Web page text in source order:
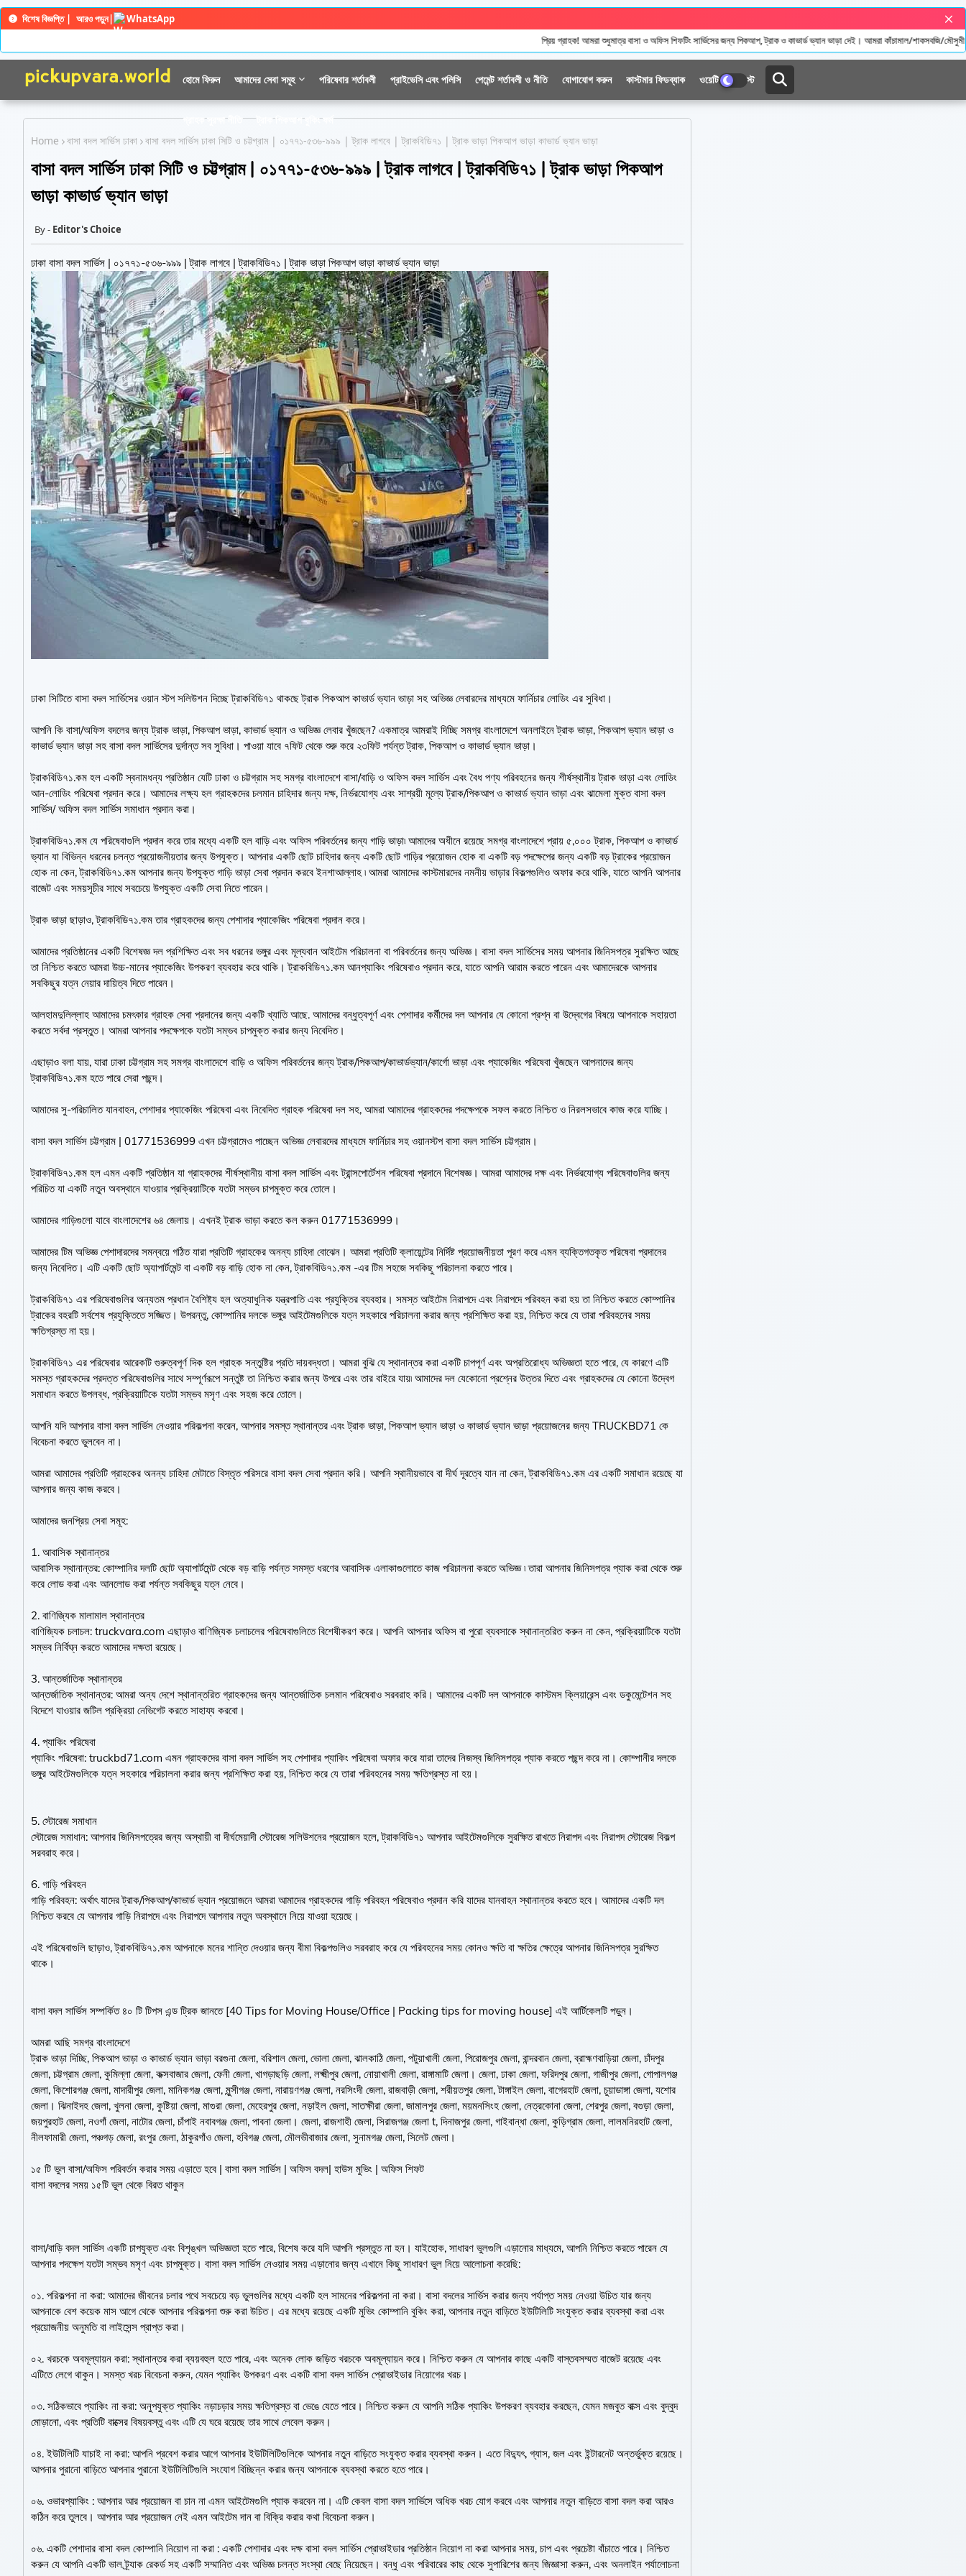
বিশেষ বিজ্ঞপ্তি | আরও পড়ুন|
WhatsApp
প্রিয় গ্রাহক! আমরা শুধুমাত্র বাসা ও অফিস শিফটিং সার্ভিসের জন্য পিকআপ, ট্রাক ও কাভার্ড ভ্যান ভাড়া দেই। আমরা কাঁচামাল/শাকসবজি/মৌসুমী ফল/ধান/চাল/গম/ভুট্টা/
হোমে ফিরুন আমাদের সেবা সমূহ পরিষেবার শর্তাবলী প্রাইভেসি এবং পলিসি পেমেন্ট শর্তাবলী ও নীতি যোগাযোগ করুন কাস্টমার ফিডব্যাক ওয়েটিং চার্জ লিস্ট
গ্রাহক সুরক্ষা নীতি
ট্রাক পিকআপ বুকিং ফর্ম
Home
বাসা বদল সার্ভিস ঢাকা বাসা বদল সার্ভিস ঢাকা সিটি ও চট্টগ্রাম | ০১৭৭১-৫৩৬-৯৯৯ | ট্রাক লাগবে | ট্রাকবিডি৭১ | ট্রাক ভাড়া পিকআপ ভাড়া কাভার্ড ভ্যান ভাড়া
বাসা বদল সার্ভিস ঢাকা সিটি ও চট্টগ্রাম | ০১৭৭১-৫৩৬-৯৯৯ | ট্রাক লাগবে | ট্রাকবিডি৭১ | ট্রাক ভাড়া পিকআপ
ভাড়া কাভার্ড ভ্যান ভাড়া
Editor's Choice
ঢাকা বাসা বদল সার্ভিস | ০১৭৭১-৫৩৬-৯৯৯ | ট্রাক লাগবে | ট্রাকবিডি৭১ | ট্রাক ভাড়া পিকআপ ভাড়া কাভার্ড ভ্যান ভাড়া
ঢাকা সিটিতে বাসা বদল সার্ভিসের ওয়ান স্টপ সলিউশন দিচ্ছে ট্রাকবিডি৭১ থাকছে ট্রাক পিকআপ কাভার্ড ভ্যান ভাড়া সহ অভিজ্ঞ লেবারদের মাধ্যমে ফার্নিচার লোডিং এর সুবিধা।
আপনি কি বাসা/অফিস বদলের জন্য ট্রাক ভাড়া, পিকআপ ভাড়া, কাভার্ড ভ্যান ও অভিজ্ঞ লেবার খুঁজছেন? একমাত্র আমরাই দিচ্ছি সমগ্র বাংলাদেশে অনলাইনে ট্রাক ভাড়া, পিকআপ ভ্যান ভাড়া ও
কাভার্ড ভ্যান ভাড়া সহ বাসা বদল সার্ভিসের দুর্দান্ত সব সুবিধা। পাওয়া যাবে ৭ফিট থেকে শুরু করে ২৩ফিট পর্যন্ত ট্রাক, পিকআপ ও কাভার্ড ভ্যান ভাড়া।
ট্রাকবিডি৭১.কম হল একটি স্বনামধন্য প্রতিষ্ঠান যেটি ঢাকা ও চট্টগ্রাম সহ সমগ্র বাংলাদেশে বাসা/বাড়ি ও অফিস বদল সার্ভিস এবং বৈধ পণ্য পরিবহনের জন্য শীর্ষস্থানীয় ট্রাক ভাড়া এবং লোডিং
আন-লোডিং পরিষেবা প্রদান করে। আমাদের লক্ষ্য হল গ্রাহকদের চলমান চাহিদার জন্য দক্ষ, নির্ভরযোগ্য এবং সাশ্রয়ী মূল্যে ট্রাক/পিকআপ ও কাভার্ড ভ্যান ভাড়া এবং ঝামেলা মুক্ত বাসা বদল
সার্ভিস/ অফিস বদল সার্ভিস সমাধান প্রদান করা।
ট্রাকবিডি৭১.কম যে পরিষেবাগুলি প্রদান করে তার মধ্যে একটি হল বাড়ি এবং অফিস পরিবর্তনের জন্য গাড়ি ভাড়া৷ আমাদের অধীনে রয়েছে সমগ্র বাংলাদেশে প্রায় ৫,০০০ ট্রাক, পিকআপ ও কাভার্ড
ভ্যান যা বিভিন্ন ধরনের চলন্ত প্রয়োজনীয়তার জন্য উপযুক্ত। আপনার একটি ছোট চাহিদার জন্য একটি ছোট গাড়ির প্রয়োজন হোক বা একটি বড় পদক্ষেপের জন্য একটি বড় ট্রাকের প্রয়োজন
হোক না কেন, ট্রাকবিডি৭১.কম আপনার জন্য উপযুক্ত গাড়ি ভাড়া সেবা প্রদান করবে ইনশাআল্লাহ ৷ আমরা আমাদের কাস্টমারদের নমনীয় ভাড়ার বিকল্পগুলিও অফার করে থাকি, যাতে আপনি আপনার
বাজেট এবং সময়সূচীর সাথে সবচেয়ে উপযুক্ত একটি সেবা নিতে পারেন।
ট্রাক ভাড়া ছাড়াও, ট্রাকবিডি৭১.কম তার গ্রাহকদের জন্য পেশাদার প্যাকেজিং পরিষেবা প্রদান করে।
আমাদের প্রতিষ্ঠানের একটি বিশেষজ্ঞ দল প্রশিক্ষিত এবং সব ধরনের ভঙ্গুর এবং মূল্যবান আইটেম পরিচালনা বা পরিবর্তনের জন্য অভিজ্ঞ। বাসা বদল সার্ভিসের সময় আপনার জিনিসপত্র সুরক্ষিত আছে
তা নিশ্চিত করতে আমরা উচ্চ-মানের প্যাকেজিং উপকরণ ব্যবহার করে থাকি। ট্রাকবিডি৭১.কম আনপ্যাকিং পরিষেবাও প্রদান করে, যাতে আপনি আরাম করতে পারেন এবং আমাদেরকে আপনার
সবকিছুর যত্ন নেয়ার দায়িত্ব দিতে পারেন।
আলহামদুলিল্লাহ আমাদের চমৎকার গ্রাহক সেবা প্রদানের জন্য একটি খ্যাতি আছে. আমাদের বন্ধুত্বপূর্ণ এবং পেশাদার কর্মীদের দল আপনার যে কোনো প্রশ্ন বা উদ্বেগের বিষয়ে আপনাকে সহায়তা
করতে সর্বদা প্রস্তুত। আমরা আপনার পদক্ষেপকে যতটা সম্ভব চাপমুক্ত করার জন্য নিবেদিত।
এছাড়াও বলা যায়, যারা ঢাকা চট্টগ্রাম সহ সমগ্র বাংলাদেশে বাড়ি ও অফিস পরিবর্তনের জন্য ট্রাক/পিকআপ/কাভার্ডভ্যান/কার্গো ভাড়া এবং প্যাকেজিং পরিষেবা খুঁজছেন আপনাদের জন্য
ট্রাকবিডি৭১.কম হতে পারে সেরা পছন্দ।
আমাদের সু-পরিচালিত যানবাহন, পেশাদার প্যাকেজিং পরিষেবা এবং নিবেদিত গ্রাহক পরিষেবা দল সহ, আমরা আমাদের গ্রাহকদের পদক্ষেপকে সফল করতে নিশ্চিত ও নিরলসভাবে কাজ করে যাচ্ছি।
বাসা বদল সার্ভিস চট্টগ্রাম | 01771536999 এখন চট্টগ্রামেও পাচ্ছেন অভিজ্ঞ লেবারদের মাধ্যমে ফার্নিচার সহ ওয়ানস্টপ বাসা বদল সার্ভিস চট্টগ্রাম।
ট্রাকবিডি৭১.কম হল এমন একটি প্রতিষ্ঠান যা গ্রাহকদের শীর্ষস্থানীয় বাসা বদল সার্ভিস এবং ট্রান্সপোর্টেশন পরিষেবা প্রদানে বিশেষজ্ঞ। আমরা আমাদের দক্ষ এবং নির্ভরযোগ্য পরিষেবাগুলির জন্য
পরিচিত যা একটি নতুন অবস্থানে যাওয়ার প্রক্রিয়াটিকে যতটা সম্ভব চাপমুক্ত করে তোলে।
আমাদের গাড়িগুলো যাবে বাংলাদেশের ৬৪ জেলায়। এখনই ট্রাক ভাড়া করতে কল করুন 01771536999।
আমাদের টিম অভিজ্ঞ পেশাদারদের সমন্বয়ে গঠিত যারা প্রতিটি গ্রাহকের অনন্য চাহিদা বোঝেন। আমরা প্রতিটি ক্লায়েন্টের নির্দিষ্ট প্রয়োজনীয়তা পূরণ করে এমন ব্যক্তিগতকৃত পরিষেবা প্রদানের
জন্য নিবেদিত। এটি একটি ছোট অ্যাপার্টমেন্ট বা একটি বড় বাড়ি হোক না কেন, ট্রাকবিডি৭১.কম -এর টিম সহজে সবকিছু পরিচালনা করতে পারে।
ট্রাকবিডি৭১ এর পরিষেবাগুলির অন্যতম প্রধান বৈশিষ্ট্য হল অত্যাধুনিক যন্ত্রপাতি এবং প্রযুক্তির ব্যবহার। সমস্ত আইটেম নিরাপদে এবং নিরাপদে পরিবহন করা হয় তা নিশ্চিত করতে কোম্পানির
ট্রাকের বহরটি সর্বশেষ প্রযুক্তিতে সজ্জিত। উপরন্তু, কোম্পানির দলকে ভঙ্গুর আইটেমগুলিকে যত্ন সহকারে পরিচালনা করার জন্য প্রশিক্ষিত করা হয়, নিশ্চিত করে যে তারা পরিবহনের সময়
ক্ষতিগ্রস্ত না হয়।
ট্রাকবিডি৭১ এর পরিষেবার আরেকটি গুরুত্বপূর্ণ দিক হল গ্রাহক সন্তুষ্টির প্রতি দায়বদ্ধতা। আমরা বুঝি যে স্থানান্তর করা একটি চাপপূর্ণ এবং অপ্রতিরোধ্য অভিজ্ঞতা হতে পারে, যে কারণে এটি
সমস্ত গ্রাহকদের প্রদত্ত পরিষেবাগুলির সাথে সম্পূর্ণরূপে সন্তুষ্ট তা নিশ্চিত করার জন্য উপরে এবং তার বাইরে যায়৷ আমাদের দল যেকোনো প্রশ্নের উত্তর দিতে এবং গ্রাহকদের যে কোনো উদ্বেগ
সমাধান করতে উপলব্ধ, প্রক্রিয়াটিকে যতটা সম্ভব মসৃণ এবং সহজ করে তোলে।
আপনি যদি আপনার বাসা বদল সার্ভিস নেওয়ার পরিকল্পনা করেন, আপনার সমস্ত স্থানান্তর এবং ট্রাক ভাড়া, পিকআপ ভ্যান ভাড়া ও কাভার্ড ভ্যান ভাড়া প্রয়োজনের জন্য TRUCKBD71 কে
বিবেচনা করতে ভুলবেন না।
আমরা আমাদের প্রতিটি গ্রাহকের অনন্য চাহিদা মেটাতে বিস্তৃত পরিসরে বাসা বদল সেবা প্রদান করি। আপনি স্থানীয়ভাবে বা দীর্ঘ দূরত্বে যান না কেন, ট্রাকবিডি৭১.কম এর একটি সমাধান রয়েছে যা
আপনার জন্য কাজ করবে।
আমাদের জনপ্রিয় সেবা সমূহ:
1. আবাসিক স্থানান্তর
আবাসিক স্থানান্তর: কোম্পানির দলটি ছোট অ্যাপার্টমেন্ট থেকে বড় বাড়ি পর্যন্ত সমস্ত ধরণের আবাসিক এলাকাগুলোতে কাজ পরিচালনা করতে অভিজ্ঞ ৷ তারা আপনার জিনিসপত্র প্যাক করা থেকে শুরু
করে লোড করা এবং আনলোড করা পর্যন্ত সবকিছুর যত্ন নেবে।
2. বাণিজ্যিক মালামাল স্থানান্তর
বাণিজ্যিক চলাচল: truckvara.com এছাড়াও বাণিজ্যিক চলাচলের পরিষেবাগুলিতে বিশেষীকরণ করে। আপনি আপনার অফিস বা পুরো ব্যবসাকে স্থানান্তরিত করুন না কেন, প্রক্রিয়াটিকে যতটা
সম্ভব নির্বিঘ্ন করতে আমাদের দক্ষতা রয়েছে।
3. আন্তর্জাতিক স্থানান্তর
আন্তর্জাতিক স্থানান্তর: আমরা অন্য দেশে স্থানান্তরিত গ্রাহকদের জন্য আন্তর্জাতিক চলমান পরিষেবাও সরবরাহ করি। আমাদের একটি দল আপনাকে কাস্টমস ক্লিয়ারেন্স এবং ডকুমেন্টেশন সহ
বিদেশে যাওয়ার জটিল প্রক্রিয়া নেভিগেট করতে সাহায্য করবো।
4. প্যাকিং পরিষেবা
প্যাকিং পরিষেবা: truckbd71.com এমন গ্রাহকদের বাসা বদল সার্ভিস সহ পেশাদার প্যাকিং পরিষেবা অফার করে যারা তাদের নিজস্ব জিনিসপত্র প্যাক করতে পছন্দ করে না। কোম্পানীর দলকে
ভঙ্গুর আইটেমগুলিকে যত্ন সহকারে পরিচালনা করার জন্য প্রশিক্ষিত করা হয়, নিশ্চিত করে যে তারা পরিবহনের সময় ক্ষতিগ্রস্ত না হয়।
5. স্টোরেজ সমাধান
স্টোরেজ সমাধান: আপনার জিনিসপত্রের জন্য অস্থায়ী বা দীর্ঘমেয়াদী স্টোরেজ সলিউশনের প্রয়োজন হলে, ট্রাকবিডি৭১ আপনার আইটেমগুলিকে সুরক্ষিত রাখতে নিরাপদ এবং নিরাপদ স্টোরেজ বিকল্প
সরবরাহ করে।
6. গাড়ি পরিবহন
গাড়ি পরিবহন: অর্থাৎ যাদের ট্রাক/পিকআপ/কাভার্ড ভ্যান প্রয়োজনে আমরা আমাদের গ্রাহকদের গাড়ি পরিবহন পরিষেবাও প্রদান করি যাদের যানবাহন স্থানান্তর করতে হবে। আমাদের একটি দল
নিশ্চিত করবে যে আপনার গাড়ি নিরাপদে এবং নিরাপদে আপনার নতুন অবস্থানে নিয়ে যাওয়া হয়েছে।
এই পরিষেবাগুলি ছাড়াও, ট্রাকবিডি৭১.কম আপনাকে মনের শান্তি দেওয়ার জন্য বীমা বিকল্পগুলিও সরবরাহ করে যে পরিবহনের সময় কোনও ক্ষতি বা ক্ষতির ক্ষেত্রে আপনার জিনিসপত্র সুরক্ষিত
থাকে।
বাসা বদল সার্ভিস সম্পর্কিত ৪০ টি টিপস এন্ড ট্রিক জানতে [40 Tips for Moving House/Office | Packing tips for moving house] এই আর্টিকেলটি পড়ুন।
আমরা আছি সমগ্র বাংলাদেশে
ট্রাক ভাড়া দিচ্ছি, পিকআপ ভাড়া ও কাভার্ড ভ্যান ভাড়া বরগুনা জেলা, বরিশাল জেলা, ভোলা জেলা, ঝালকাঠি জেলা, পটুয়াখালী জেলা, পিরোজপুর জেলা, বান্দরবান জেলা, ব্রাহ্মণবাড়িয়া জেলা, চাঁদপুর
জেলা, চট্টগ্রাম জেলা, কুমিল্লা জেলা, কক্সবাজার জেলা, ফেনী জেলা, খাগড়াছড়ি জেলা, লক্ষ্মীপুর জেলা, নোয়াখালী জেলা, রাঙ্গামাটি জেলা। জেলা, ঢাকা জেলা, ফরিদপুর জেলা, গাজীপুর জেলা, গোপালগঞ্জ
জেলা, কিশোরগঞ্জ জেলা, মাদারীপুর জেলা, মানিকগঞ্জ জেলা, মুন্সীগঞ্জ জেলা, নারায়ণগঞ্জ জেলা, নরসিংদী জেলা, রাজবাড়ী জেলা, শরীয়তপুর জেলা, টাঙ্গাইল জেলা, বাগেরহাট জেলা, চুয়াডাঙ্গা জেলা, যশোর
জেলা। ঝিনাইদহ জেলা, খুলনা জেলা, কুষ্টিয়া জেলা, মাগুরা জেলা, মেহেরপুর জেলা, নড়াইল জেলা, সাতক্ষীরা জেলা, জামালপুর জেলা, ময়মনসিংহ জেলা, নেত্রকোনা জেলা, শেরপুর জেলা, বগুড়া জেলা,
জয়পুরহাট জেলা, নওগাঁ জেলা, নাটোর জেলা, চাঁপাই নবাবগঞ্জ জেলা, পাবনা জেলা। জেলা, রাজশাহী জেলা, সিরাজগঞ্জ জেলা t, দিনাজপুর জেলা, গাইবান্ধা জেলা, কুড়িগ্রাম জেলা, লালমনিরহাট জেলা,
নীলফামারী জেলা, পঞ্চগড় জেলা, রংপুর জেলা, ঠাকুরগাঁও জেলা, হবিগঞ্জ জেলা, মৌলভীবাজার জেলা, সুনামগঞ্জ জেলা, সিলেট জেলা।
১৫ টি ভুল বাসা/অফিস পরিবর্তন করার সময় এড়াতে হবে | বাসা বদল সার্ভিস | অফিস বদল| হাউস মুভিং | অফিস শিফট
বাসা বদলের সময় ১৫টি ভুল থেকে বিরত থাকুন
বাসা/বাড়ি বদল সার্ভিস একটি চাপযুক্ত এবং বিশৃঙ্খল অভিজ্ঞতা হতে পারে, বিশেষ করে যদি আপনি প্রস্তুত না হন। যাইহোক, সাধারণ ভুলগুলি এড়ানোর মাধ্যমে, আপনি নিশ্চিত করতে পারেন যে
আপনার পদক্ষেপ যতটা সম্ভব মসৃণ এবং চাপমুক্ত। বাসা বদল সার্ভিস নেওয়ার সময় এড়ানোর জন্য এখানে কিছু সাধারণ ভুল নিয়ে আলোচনা করেছি:
০১. পরিকল্পনা না করা: আমাদের জীবনের চলার পথে সবচেয়ে বড় ভুলগুলির মধ্যে একটি হল সামনের পরিকল্পনা না করা। বাসা বদলের সার্ভিস করার জন্য পর্যাপ্ত সময় নেওয়া উচিত যার জন্য
আপনাকে বেশ কয়েক মাস আগে থেকে আপনার পরিকল্পনা শুরু করা উচিত। এর মধ্যে রয়েছে একটি মুভিং কোম্পানি বুকিং করা, আপনার নতুন বাড়িতে ইউটিলিটি সংযুক্ত করার ব্যবস্থা করা এবং
প্রয়োজনীয় অনুমতি বা লাইসেন্স প্রাপ্ত করা।
০২. খরচকে অবমূল্যায়ন করা: স্থানান্তর করা ব্যয়বহুল হতে পারে, এবং অনেক লোক জড়িত খরচকে অবমূল্যায়ন করে। নিশ্চিত করুন যে আপনার কাছে একটি বাস্তবসম্মত বাজেট রয়েছে এবং
এটিতে লেগে থাকুন। সমস্ত খরচ বিবেচনা করুন, যেমন প্যাকিং উপকরণ এবং একটি বাসা বদল সার্ভিস প্রোভাইডার নিয়োগের খরচ।
০৩. সঠিকভাবে প্যাকিং না করা: অনুপযুক্ত প্যাকিং নড়াচড়ার সময় ক্ষতিগ্রস্ত বা ভেঙে যেতে পারে। নিশ্চিত করুন যে আপনি সঠিক প্যাকিং উপকরণ ব্যবহার করছেন, যেমন মজবুত বাক্স এবং বুদ্বুদ
মোড়ানো, এবং প্রতিটি বাক্সের বিষয়বস্তু এবং এটি যে ঘরে রয়েছে তার সাথে লেবেল করুন।
০৪. ইউটিলিটি যাচাই না করা: আপনি প্রবেশ করার আগে আপনার ইউটিলিটিগুলিকে আপনার নতুন বাড়িতে সংযুক্ত করার ব্যবস্থা করুন। এতে বিদ্যুৎ, গ্যাস, জল এবং ইন্টারনেট অন্তর্ভুক্ত রয়েছে।
আপনার পুরানো বাড়িতে আপনার পুরানো ইউটিলিটিগুলি সংযোগ বিচ্ছিন্ন করার জন্য আপনাকে ব্যবস্থা করতে হতে পারে।
০৬. ওভারপ্যাকিং : আপনার আর প্রয়োজন বা চান না এমন আইটেমগুলি প্যাক করবেন না। এটি কেবল বাসা বদল সার্ভিসে অধিক খরচ যোগ করবে এবং আপনার নতুন বাড়িতে বাসা বদল করা আরও
কঠিন করে তুলবে। আপনার আর প্রয়োজন নেই এমন আইটেম দান বা বিক্রি করার কথা বিবেচনা করুন।
০৬. একটি পেশাদার বাসা বদল কোম্পানি নিয়োগ না করা : একটি পেশাদার এবং দক্ষ বাসা বদল সার্ভিস প্রোভাইডার প্রতিষ্ঠান নিয়োগ না করা আপনার সময়, চাপ এবং প্রচেষ্টা বাঁচাতে পারে। নিশ্চিত
করুন যে আপনি একটি ভাল ট্র্যাক রেকর্ড সহ একটি সম্মানিত এবং অভিজ্ঞ চলন্ত সংস্থা বেছে নিয়েছেন। বন্ধু এবং পরিবারের কাছ থেকে সুপারিশের জন্য জিজ্ঞাসা করুন, এবং অনলাইন পর্যালোচনা